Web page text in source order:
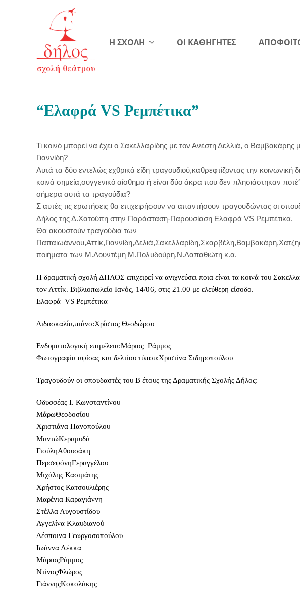
Η ΣΧΟΛΗ ΟΙ ΚΑΘΗΓΗΤΕΣ
“Ελαφρά VS Ρεμπέτικα”
Τι κοινό μπορεί να έχει ο Σακελλαρίδης με τον Ανέστη Δελλιά, ο Βαμβακάρης
Γιαννίδη?
Αυτά τα δύο εντελώς εχθρικά είδη τραγουδιού,καθρεφτίζοντας την
κοινά σημεία,συγγενικό αίσθημα ή είναι δύο άκρα που δεν πλησιάστηκαν
σήμερα αυτά τα τραγούδια?
Σ αυτές τις ερωτήσεις θα επιχειρήσουν να απαντήσουν τραγουδώντας οι
Δήλος της Δ.Χατούπη στην Παράσταση-Παρουσίαση Ελαφρά VS Ρεμπέτικα.
Θα ακουστούν τραγούδια των
ποιήματα των Μ.Λουντέμη Μ.Πολυδούρη,Ν.Λαπαθιώτη κ.α.
Η δραματική σχολή ΔΗΛΟΣ επιχειρεί να ανιχνεύσει ποια είναι τα κοινά του
τον Αττίκ. Βιβλιοπωλείο Ιανός, 14/06, στις 21.00 με ελεύθερη είσοδο.
Ελαφρά VS Ρεμπέτικα
Διδασκαλία,πιάνο:Χρίστος Θεοδώρου
Ενδυματολογική επιμέλεια:Μάριος Ράμμος
Φωτογραφία αφίσας και δελτίου τύπου:Χριστίνα Σιδηροπούλου
Τραγουδούν οι σπουδαστές του Β έτους της Δραματικής Σχολής Δήλος:
Οδυσσέας Ι. Κωνσταντίνου
ΜάρωΘεοδοσίου
Χριστιάνα Πανοπούλου
ΜαντώΚεραμυδά
ΓιούληΑθουσάκη
ΠερσεφόνηΓεραγγέλου
Μιχάλης Κασιμάτης
Χρήστος Κατσουλιέρης
Μαρένια Καραγιάννη
Στέλλα Αυγουστίδου
Αγγελίνα Κλαυδιανού
Δέσποινα Γεωργοσοπούλου
Ιωάννα Λέκκα
ΜάριοςΡάμμος
ΝτίνοςΦλώρος
ΓιάννηςΚοκολάκης